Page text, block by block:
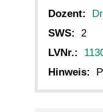
Dozent:
SWS:
2
LVNr.:
Hinweis: